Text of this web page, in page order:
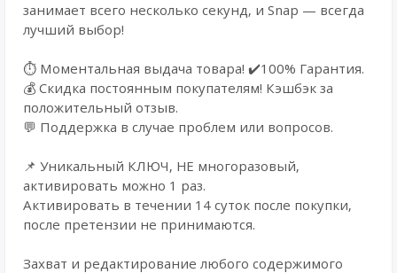
занимает всего несколько секунд, и Snap — всегда
лучший выбор!
⏱️ Моментальная выдача товара! ✔️100% Гарантия.
💰 Cкидка постоянным покупателям! Кэшбэк за
положительный отзыв.
💬 Поддержка в случае проблем или вопросов.
📌 Уникальный КЛЮЧ, НЕ многоразовый,
активировать можно 1 раз.
Активировать в течении 14 суток после покупки,
после претензии не принимаются.
Захват и редактирование любого содержимого